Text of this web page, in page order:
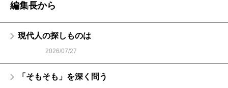
編集長から
現代人の探しものは
2026/07/27
「そもそも」を深く問う